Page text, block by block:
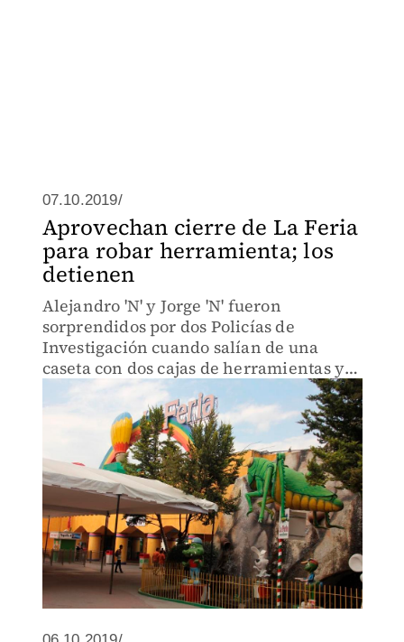
07.10.2019/
Aprovechan cierre de La Feria
para robar herramienta; los
detienen
Alejandro 'N' y Jorge 'N' fueron
sorprendidos por dos Policías de
Investigación cuando salían de una
caseta con dos cajas de herramientas y
una compresora.